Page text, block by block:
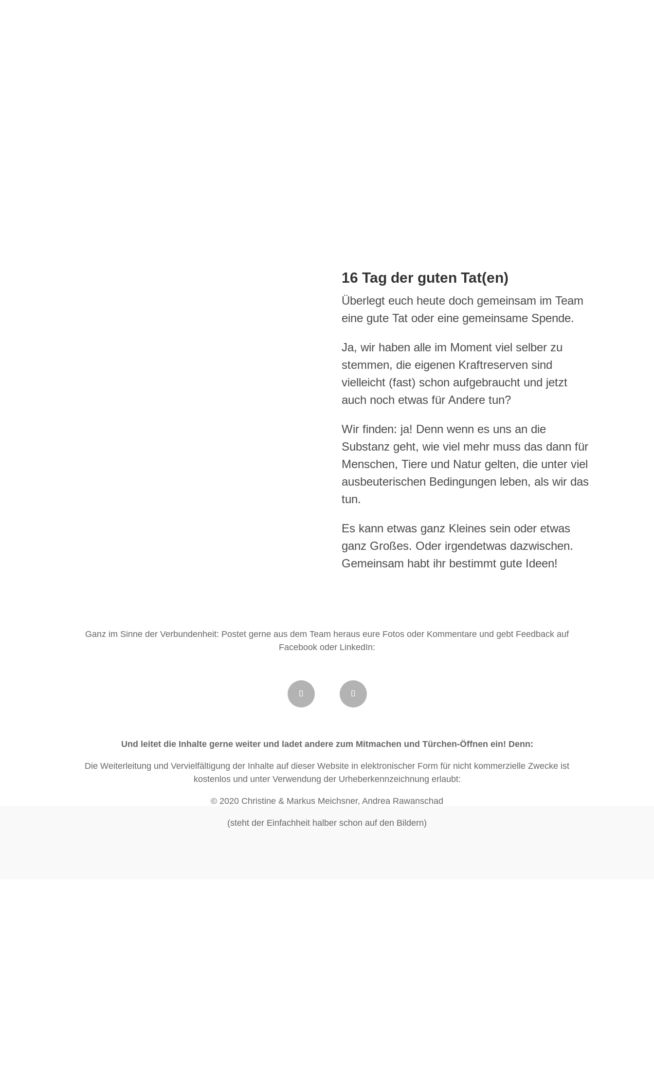
16 Tag der guten Tat(en)
Überlegt euch heute doch gemeinsam im Team
eine gute Tat oder eine gemeinsame Spende.
Ja, wir haben alle im Moment viel selber zu
stemmen, die eigenen Kraftreserven sind
vielleicht (fast) schon aufgebraucht und jetzt
auch noch etwas für Andere tun?
Wir finden: ja! Denn wenn es uns an die
Substanz geht, wie viel mehr muss das dann für
Menschen, Tiere und Natur gelten, die unter viel
ausbeuterischen Bedingungen leben, als wir das
tun.
Es kann etwas ganz Kleines sein oder etwas
ganz Großes. Oder irgendetwas dazwischen.
Gemeinsam habt ihr bestimmt gute Ideen!
Ganz im Sinne der Verbundenheit: Postet gerne aus dem Team heraus eure Fotos oder Kommentare und gebt Feedback auf
Facebook oder LinkedIn:
Und leitet die Inhalte gerne weiter und ladet andere zum Mitmachen und Türchen-Öffnen ein! Denn:
Die Weiterleitung und Vervielfältigung der Inhalte auf dieser Website in elektronischer Form für nicht kommerzielle Zwecke ist
kostenlos und unter Verwendung der Urheberkennzeichnung erlaubt:
© 2020 Christine & Markus Meichsner, Andrea Rawanschad
(steht der Einfachheit halber schon auf den Bildern)